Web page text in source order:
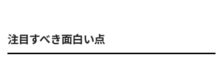
注目すべき面白い点